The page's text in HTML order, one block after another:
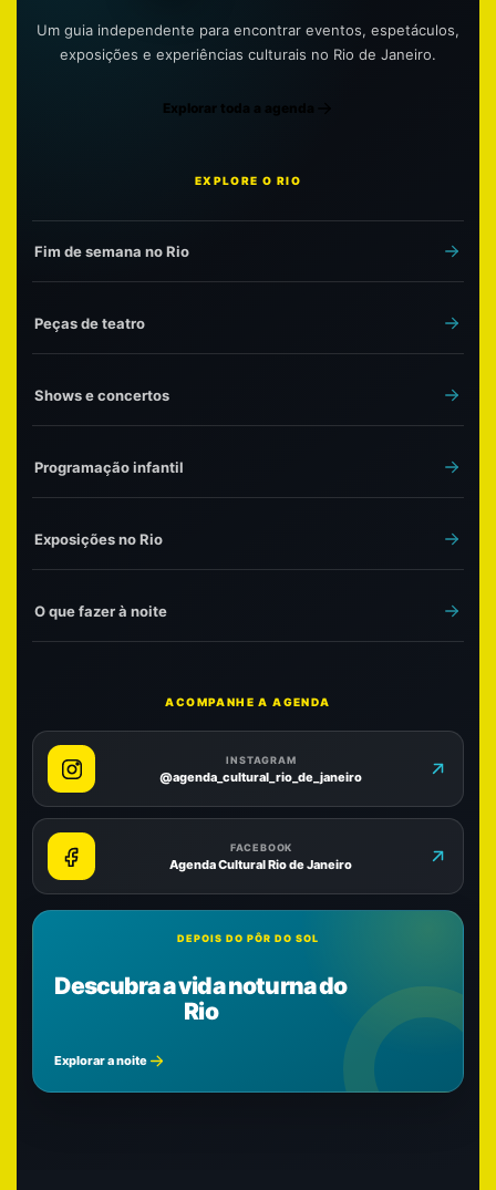
Um guia independente para encontrar eventos, espetáculos,
exposições e experiências culturais no Rio de Janeiro.
Explorar toda a agenda
EXPLORE O RIO
Fim de semana no Rio
Peças de teatro
Shows e concertos
Programação infantil
Exposições no Rio
O que fazer à noite
ACOMPANHE A AGENDA
INSTAGRAM
@agenda_cultural_rio_de_janeiro
FACEBOOK
Agenda Cultural Rio de Janeiro
DEPOIS DO PÔR DO SOL
Descubra a vida noturna do
Rio
Explorar a noite